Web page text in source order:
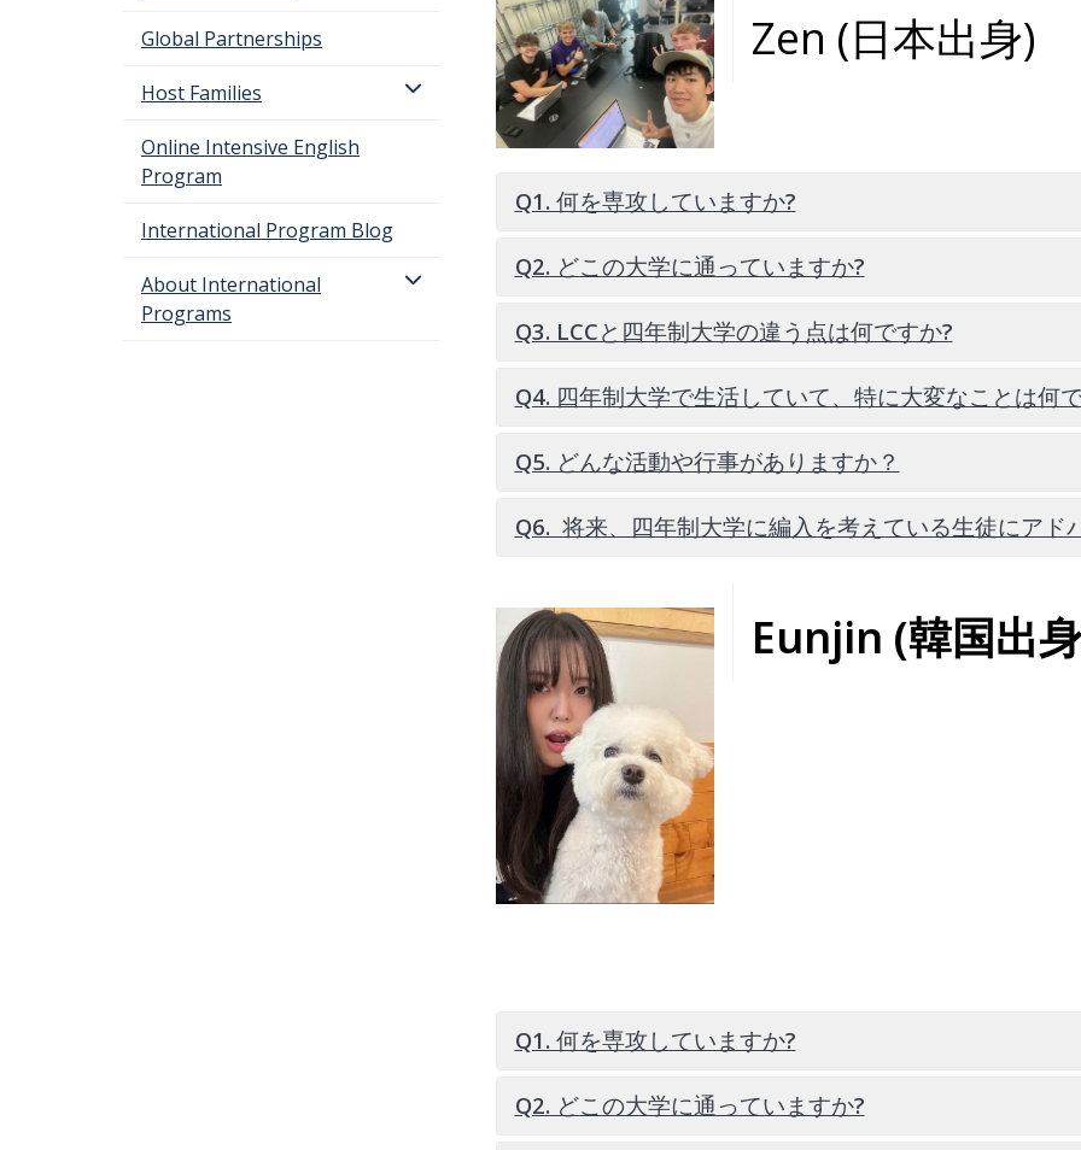
Global Partnerships
Host Families
Online Intensive English
Program
International Program Blog
About International
Programs
Zen (日本出身)
Q1. 何を専攻していますか?
機械工学
Q2. どこの大学に通っていますか?
グランドキャニオンユニバーシティ
Q3. LCCと四年制大学の違う点は何ですか?
行事、クラブ活動、生徒数、キャンパスの規模など、全てにお
Q4. 四年制大学で生活していて、特に大変なことは何
学生数が非常に多いため、授業や
Q5. どんな活動や行事がありますか？
シーズン中にはバスケットボールの
Q6. 将来、四年制大学に編入を考えている生徒にアド
おくことをおすすめします！Eunjin (韓国出
Q1. 何を専攻していますか?
看護
Q2. どこの大学に通っていますか?